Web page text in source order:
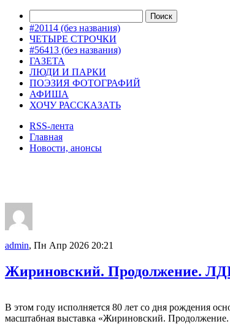
#20114 (без названия)
ЧЕТЫРЕ СТРОЧКИ
#56413 (без названия)
ГАЗЕТА
ЛЮДИ И ПАРКИ
ПОЭЗИЯ ФОТОГРАФИЙ
АФИША
ХОЧУ РАССКАЗАТЬ
RSS-лента
Главная
Новости, анонсы
admin, Пн Апр 2026 20:21
Жириновский. Продолжение.
В этом году исполняется 80 лет со дня рождения
масштабная выставка «Жириновский.